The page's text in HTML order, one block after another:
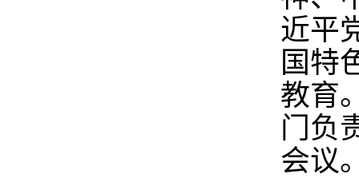
近平
国特
教育
门负
会议